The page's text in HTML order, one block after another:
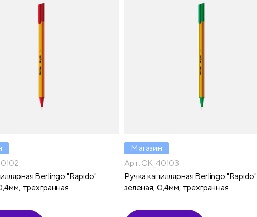
Berlingo "Rapido"
трехгранная
Магазин
Арт. CK_40103
Ручка капиллярная Berlingo "Rapido"
зеленая, 0,4мм, трехгранная